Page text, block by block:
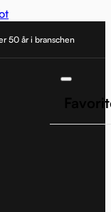
50 år i branschen